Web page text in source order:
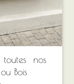
toutes nos
Bois